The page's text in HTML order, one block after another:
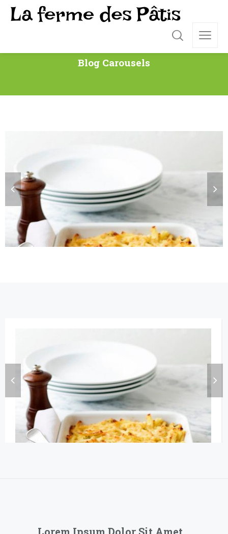
Blog Carousels
Gratin de Matsaroni
bylebonwebdev@gmail.com juillet 25, 2022